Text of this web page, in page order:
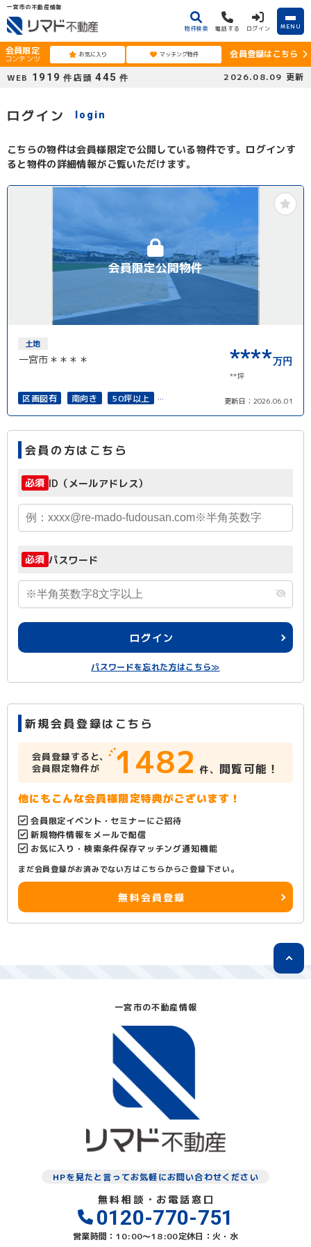
一宮市の不動産情報
物件検索 電話する ログイン MENU
会員限定
コンテンツ お気に入り マッチング物件
会員登録はこちら
WEB 1919 件 店頭 445 件 2026.08.09 更新
ログイン login
こちらの物件は会員様限定で公開している物件です。ログインす
ると物件の詳細情報がご覧いただけます。
会員限定公開物件
土地
一宮市＊＊＊＊ ****万円
**坪
区画図有 南向き
50坪以上
更新日： 2026.06.01
会員の方はこちら
必須 ID（メールアドレス）
必須 パスワード
ログイン
パスワードを忘れた方はこちら≫
新規会員登録はこちら
会員登録すると、
会員限定物件が
1482 件、 閲覧可能！
他にもこんな会員様限定特典がございます！
会員限定イベント・セミナーにご招待
新規物件情報をメールで配信
お気に入り・検索条件保存マッチング通知機能
まだ会員登録がお済みでない方はこちらからご登録下さい。
無料会員登録
一宮市の不動産情報
HPを見たと言ってお気軽にお問い合わせください
無料相談・お電話窓口
0120-770-751
営業時間：10:00〜18:00定休日：火・水